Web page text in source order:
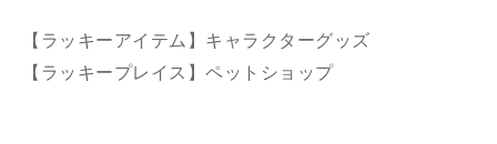
【ラッキーアイテム】キャラクターグッズ
【ラッキープレイス】ペットショップ